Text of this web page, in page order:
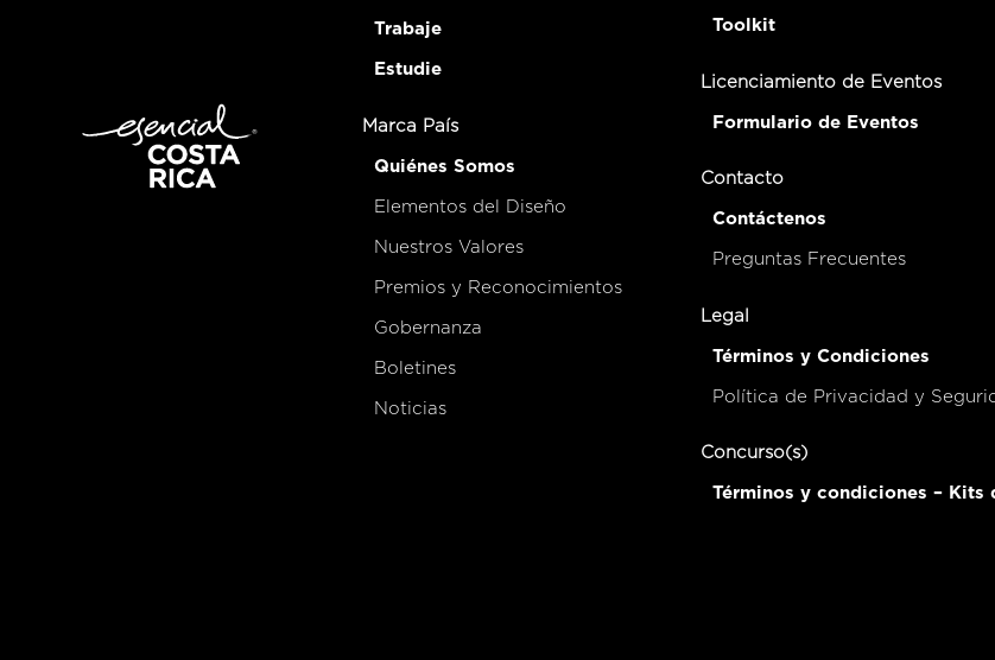
Trabaje
Estudie
Marca País
Quiénes Somos
Elementos del Diseño
Nuestros Valores
Premios y Reconocimientos
Gobernanza
Boletines
Noticias
Toolkit
Licenciamiento de Eventos
Formulario de Eventos
Contacto
Contáctenos
Preguntas Frecuentes
Legal
Términos y Condiciones
Política de Privacidad y
Concurso(s)
Términos y condiciones –